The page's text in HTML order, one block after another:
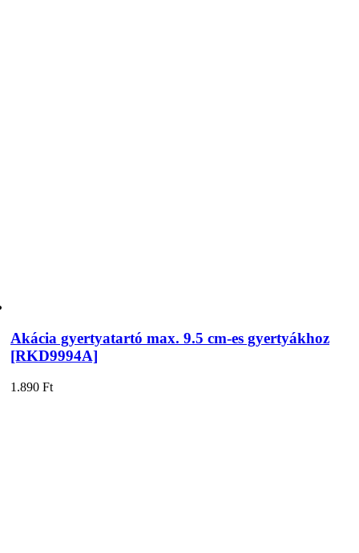
Akácia gyertyatartó max. 9.5 cm-es gyertyákhoz
[RKD9994A]
1.890 Ft